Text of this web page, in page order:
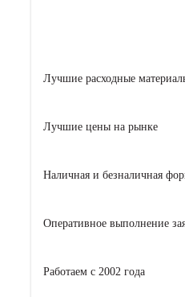
Лучшие расходные
Лучшие цены на рынке
Наличная и безналичная
Оперативное выполнение
Работаем с 2002 года